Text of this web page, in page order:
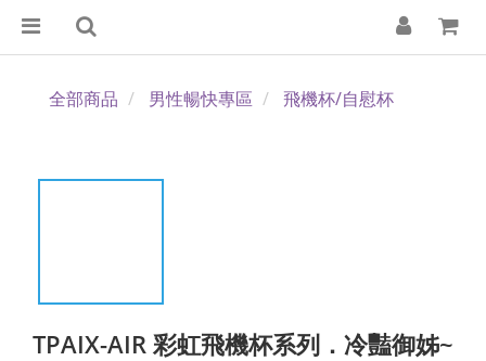
全部商品 男性暢快專區 飛機杯/自慰杯
TPAIX-AIR 彩虹飛機杯系列．冷豔御姊~